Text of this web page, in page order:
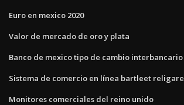
Euro en mexico 2020
Valor de mercado de oro y plata
Banco de mexico tipo de cambio interbancario
Sistema de comercio en línea bartleet religare
Monitores comerciales del reino unido